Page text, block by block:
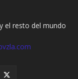
el resto del mundo